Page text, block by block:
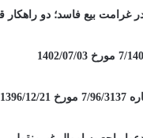
غرامت بیع فاسد؛ دو راهکار
21